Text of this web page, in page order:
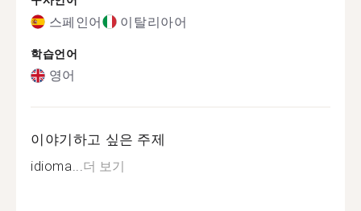
스페인어 이탈리아어
학습언어
영어
이야기하고 싶은 주제
idioma...더 보기